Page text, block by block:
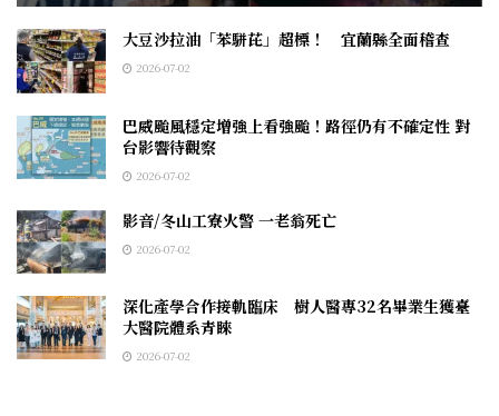
大豆沙拉油「苯駢芘」超標！ 宜蘭縣全面稽查
2026-07-02
巴威颱風穩定增強上看強颱！路徑仍有不確定性 對
台影響待觀察
2026-07-02
影音/冬山工寮火警 一老翁死亡
2026-07-02
深化產學合作接軌臨床 樹人醫專32名畢業生獲臺
大醫院體系青睞
2026-07-02